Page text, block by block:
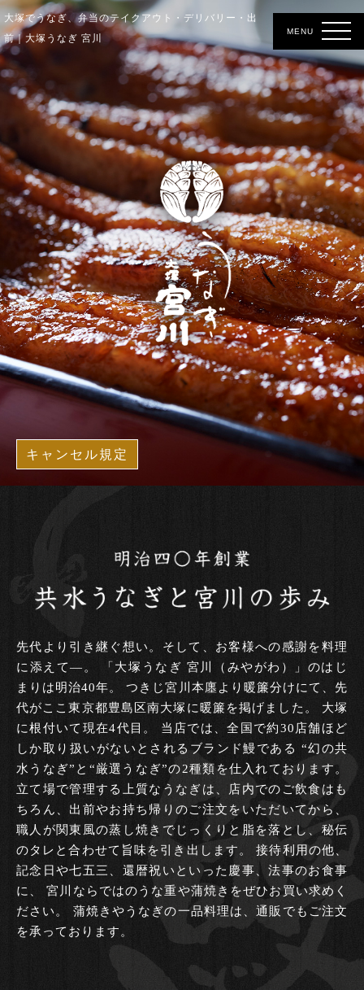
大塚でうなぎ、弁当のテイクアウト・デリバリー・出
前｜大塚うなぎ 宮川
キャンセル規定
先代より引き継ぐ想い。そして、お客様への感謝を料理
に添えて―。
「大塚うなぎ 宮川（みやがわ）」のはじ
まりは明治40年。
つきじ宮川本廛より暖簾分けにて、先
代がここ東京都豊島区南大塚に暖簾を掲げました。
大塚
に根付いて現在4代目。
当店では、全国で約30店舗ほど
しか取り扱いがないとされるブランド鰻である “幻の共
水うなぎ”と“厳選うなぎ”の2種類を仕入れております。
立て場で管理する上質なうなぎは、店内でのご飲食はも
ちろん、出前やお持ち帰りのご注文をいただいてから、
職人が関東風の蒸し焼きでじっくりと脂を落とし、秘伝
のタレと合わせて旨味を引き出します。
接待利用の他、
記念日や七五三、還暦祝いといった慶事、法事のお食事
に、
宮川ならではのうな重や蒲焼きをぜひお買い求めく
ださい。
蒲焼きやうなぎの一品料理は、通販でもご注文
を承っております。